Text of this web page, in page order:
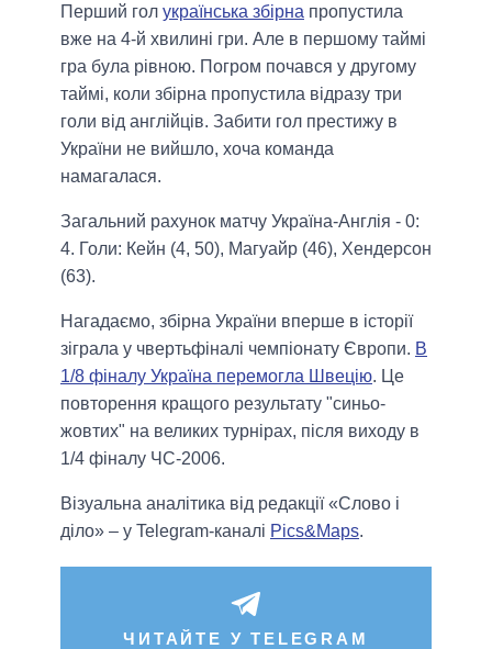
Перший гол українська збірна пропустила
вже на 4-й хвилині гри. Але в першому таймі
гра була рівною. Погром почався у другому
таймі, коли збірна пропустила відразу три
голи від англійців. Забити гол престижу в
України не вийшло, хоча команда
намагалася.
Загальний рахунок матчу Україна-Англія - 0:
4. Голи: Кейн (4, 50), Магуайр (46), Хендерсон
(63).
Нагадаємо, збірна України вперше в історії
зіграла у чвертьфіналі чемпіонату Європи. В
1/8 фіналу Україна перемогла Швецію. Це
повторення кращого результату "синьо-
жовтих" на великих турнірах, після виходу в
1/4 фіналу ЧС-2006.
Візуальна аналітика від редакції «Слово і
діло» – у Telegram-каналі Pics&Maps.
ЧИТАЙТЕ У TELEGRAM